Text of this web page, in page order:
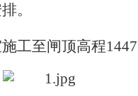
。
工至闸顶高程